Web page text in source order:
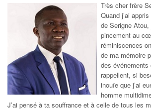
Très cher frère
Quand j’ai
de Serigne Atou,
pincement au
réminiscences
de ma mémoire
des
rappellent, si
inouïe que j’ai
homme
J’ai pensé à ta souffrance et à celle de tous les